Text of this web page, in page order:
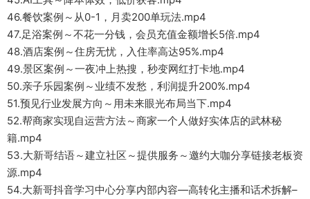
46.餐饮案例～从0-1，月卖200单玩法.mp4
47.足浴案例～不花一分钱，会员充值金额增长5倍.mp4
48.酒店案例～住房无忧，入住率高达95%.mp4
49.景区案例～一夜冲上热搜，秒变网红打卡地.mp4
50.亲子乐园案例～业绩不发愁，利润提升200%.mp4
51.预见行业发展方向～用未来眼光布局当下.mp4
52.帮商家实现自运营方法～商家一个人做好实体店的武林秘
籍.mp4
53.大新哥结语～建立社区～提供服务～邀约大咖分享链接老板资
源.mp4
54.大新哥抖音学习中心分享内部内容—高转化主播和话术拆解–